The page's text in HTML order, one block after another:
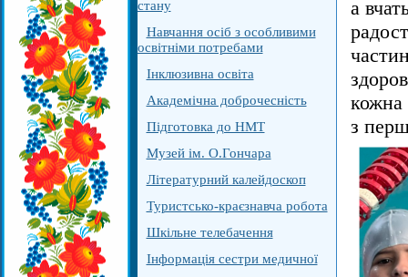
стану
Навчання осіб з особливими
освітніми потребами
Інклюзивна освіта
Академічна доброчесність
Підготовка до НМТ
Музей ім. О.Гончара
Літературний калейдоскоп
Туристсько-краєзнавча робота
Шкільне телебачення
Інформація сестри медичної
а
кожна
з